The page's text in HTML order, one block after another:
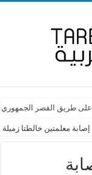
على طريق القصر الجمهوري
معلمتين خالطتا زميلة